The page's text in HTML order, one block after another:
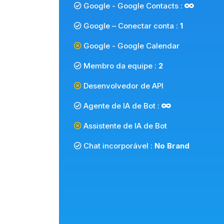
Google - Google Contacts :
Google – Conectar conta : 1
Google - Google Calendar
Membro da equipe : 2
Desenvolvedor de API
Agente de IA de Bot :
Assistente de IA de Bot
Chat incorporável : No Brand